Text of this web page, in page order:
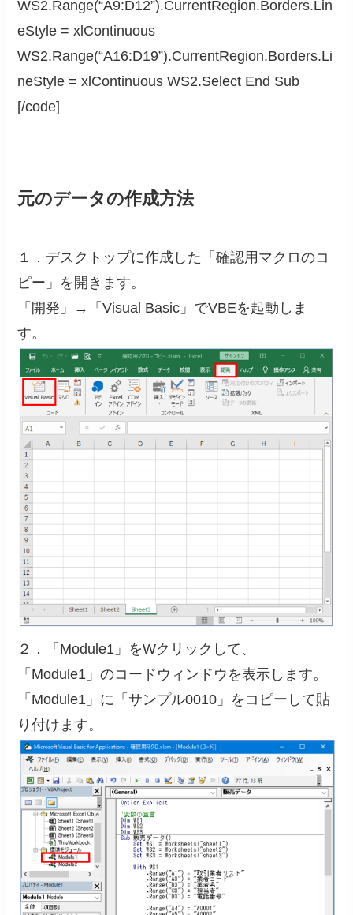
WS2.Range(“A9:D12”).CurrentRegion.Borders.Lin
eStyle = xlContinuous
WS2.Range(“A16:D19”).CurrentRegion.Borders.Li
neStyle = xlContinuous WS2.Select End Sub
[/code]
元のデータの作成方法
１．デスクトップに作成した「確認用マクロのコ
ピー」を開きます。
「開発」→「Visual Basic」でVBEを起動しま
す。
２．「Module1」をWクリックして、
「Module1」のコードウィンドウを表示します。
「Module1」に「サンプル0010」をコピーして貼
り付けます。